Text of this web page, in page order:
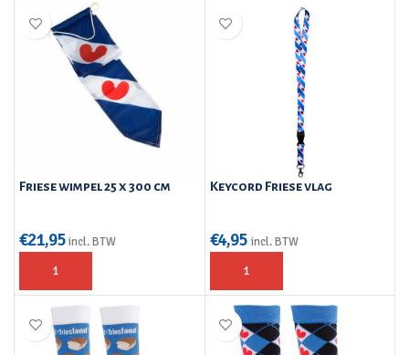
Friese wimpel 25 x 300 cm
€21,95 incl. BTW
Keycord Friese vlag
€4,95 incl. BTW